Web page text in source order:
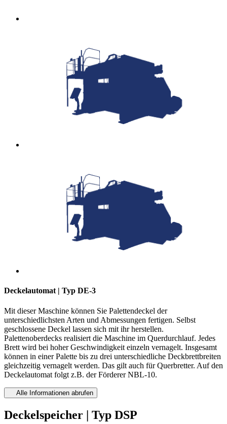
Deckelautomat | Typ DE-3
Mit dieser Maschine können Sie Palettendeckel der
unterschiedlichsten Arten und Abmessungen fertigen. Selbst
geschlossene Deckel lassen sich mit ihr herstellen.
Palettenoberdecks realisiert die Maschine im Querdurchlauf. Jedes
Brett wird bei hoher Geschwindigkeit einzeln vernagelt. Insgesamt
können in einer Palette bis zu drei unterschiedliche Deckbrettbreiten
gleichzeitig vernagelt werden. Das gilt auch für Querbretter. Auf den
Deckelautomat folgt z.B. der Förderer NBL-10.
Alle Informationen abrufen
Deckelspeicher | Typ DSP